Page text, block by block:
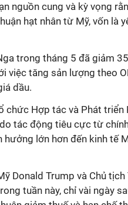
nguồn cung và kỳ vọng
hạt nhân từ Mỹ, vốn là
trong tháng 5 đã giảm
việc tăng sản lượng theo
dầu.
chức Hợp tác và Phát triển
tác động tiêu cực từ
hưởng lớn hơn đến kinh tế
Donald Trump và Chủ tịch
tuần này, chỉ vài ngày